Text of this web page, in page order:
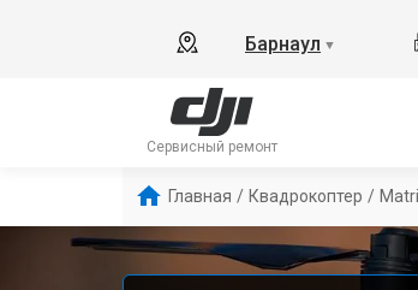
Барнаул ▼
Сервисный ремонт
Главная / Квадрокоптер /